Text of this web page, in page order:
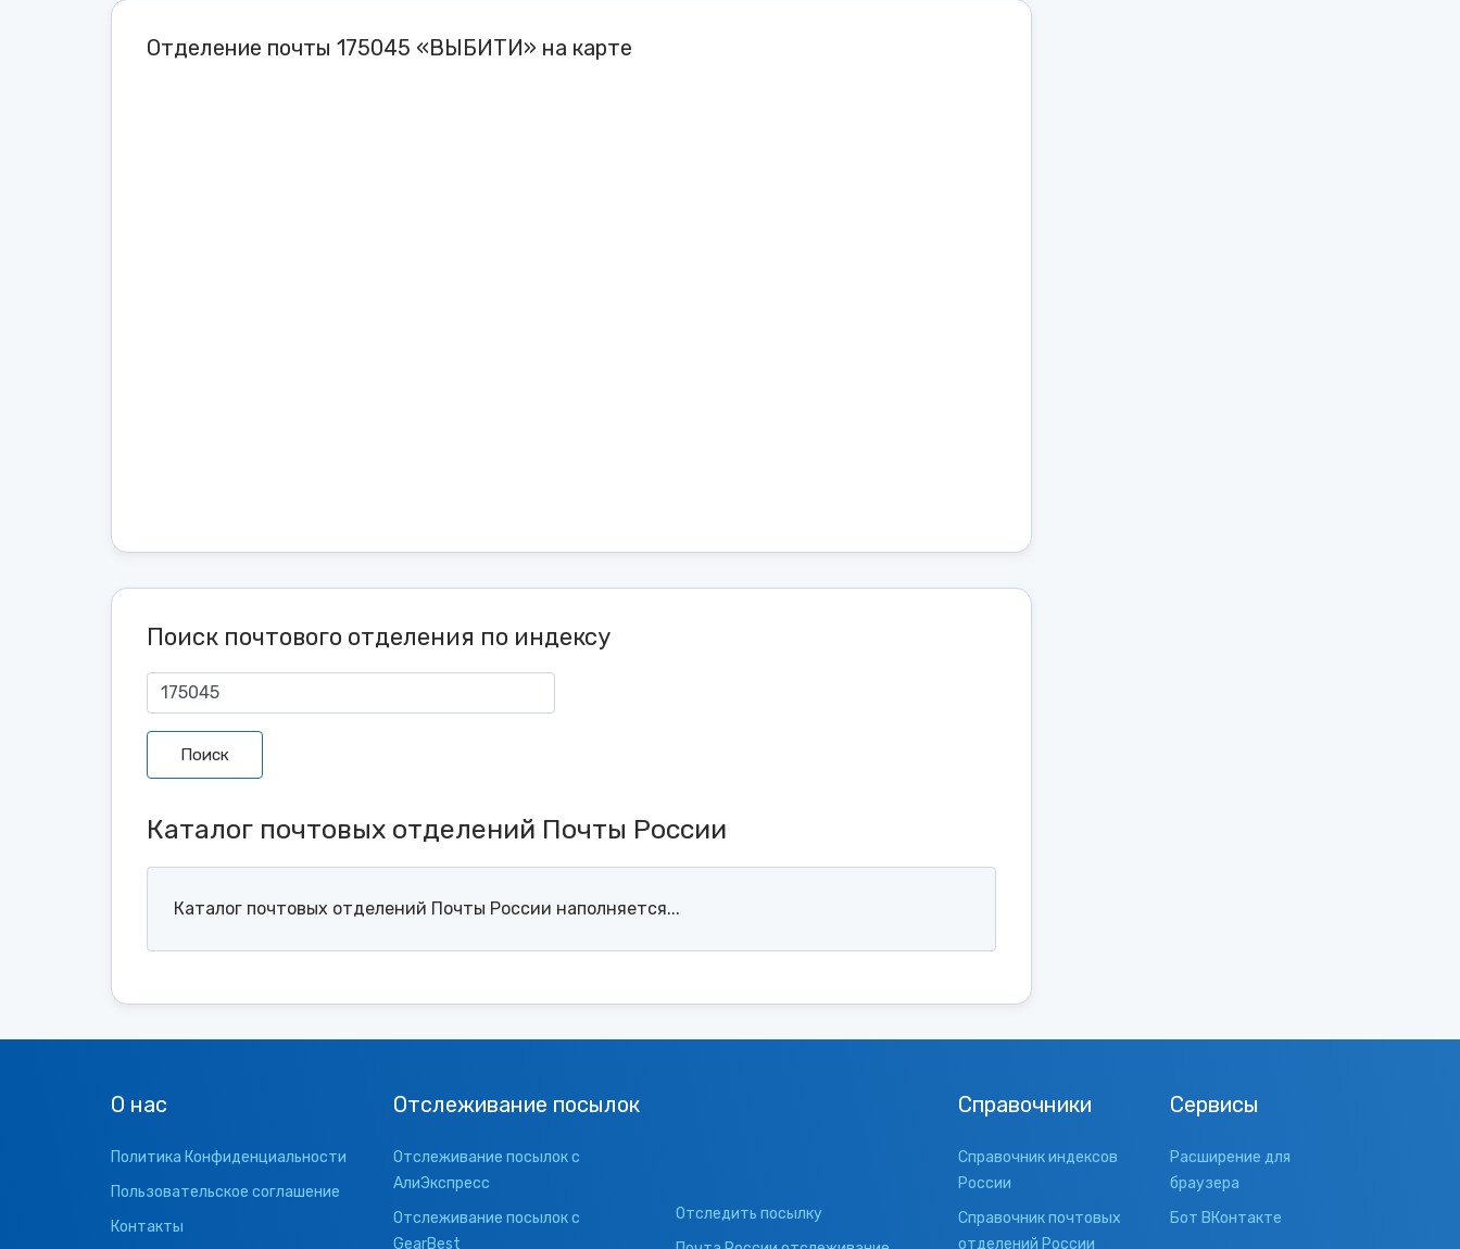
Отделение почты 175045 «ВЫБИТИ» на карте
Поиск почтового отделения по индексу
Поиск
Каталог почтовых отделений Почты России
Каталог почтовых отделений Почты России наполняется...
О нас
Политика Конфиденциальности
Пользовательское соглашение
Контакты
Отслеживание посылок
Отслеживание посылок с
АлиЭкспресс
Отслеживание посылок с
GearBest
Отследить посылку
Справочники
Справочник индексов
России
Справочник почтовых
отделений России
Сервисы
Расширение для
браузера
Бот ВКонтакте